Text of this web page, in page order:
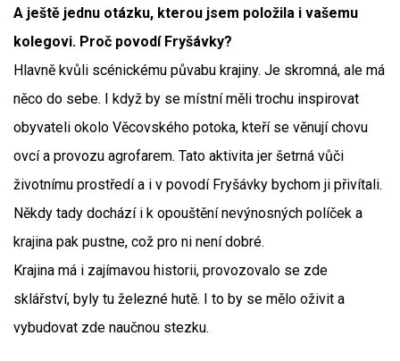
A ještě jednu otázku, kterou jsem položila i vašemu
kolegovi. Proč povodí Fryšávky?
Hlavně kvůli scénickému půvabu krajiny. Je skromná, ale má
něco do sebe. I když by se místní měli trochu inspirovat
obyvateli okolo Věcovského potoka, kteří se věnují chovu
ovcí a provozu agrofarem. Tato aktivita jer šetrná vůči
životnímu prostředí a i v povodí Fryšávky bychom ji přivítali.
Někdy tady dochází i k opouštění nevýnosných políček a
krajina pak pustne, což pro ni není dobré.
Krajina má i zajímavou historii, provozovalo se zde
sklářství, byly tu železné hutě. I to by se mělo oživit a
vybudovat zde naučnou stezku.